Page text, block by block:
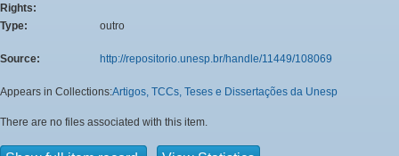
Rights:
Type: outro
Source: http://repositorio.unesp.br/handle/11449/108069
Appears in Collections:Artigos, TCCs, Teses e Dissertações da Unesp
There are no files associated with this item.